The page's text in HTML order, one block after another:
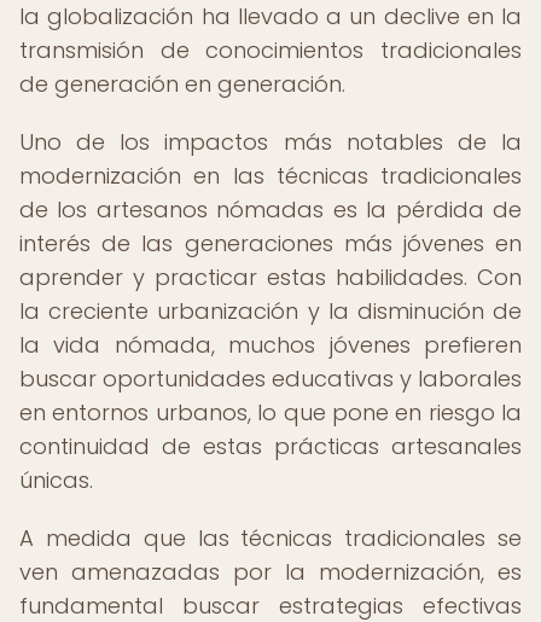
la globalización ha llevado a un declive en la
transmisión de conocimientos tradicionales
de generación en generación.
Uno de los impactos más notables de la
modernización en las técnicas tradicionales
de los artesanos nómadas es la pérdida de
interés de las generaciones más jóvenes en
aprender y practicar estas habilidades. Con
la creciente urbanización y la disminución de
la vida nómada, muchos jóvenes prefieren
buscar oportunidades educativas y laborales
en entornos urbanos, lo que pone en riesgo la
continuidad de estas prácticas artesanales
únicas.
A medida que las técnicas tradicionales se
ven amenazadas por la modernización, es
fundamental buscar estrategias efectivas